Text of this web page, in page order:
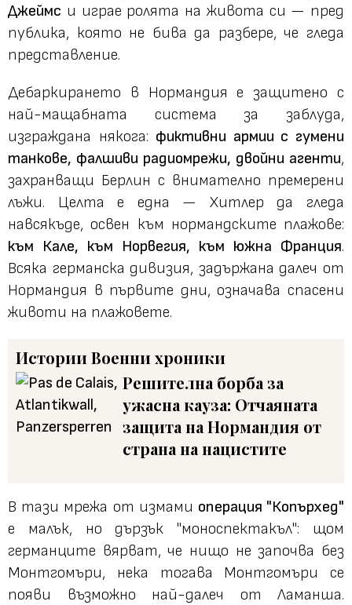
Джеймс и играе ролята на живота си — пред
публика, която не бива да разбере, че гледа
представление.
Дебаркирането в Нормандия е защитено с
най-мащабната система за заблуда,
изграждана някога: фиктивни армии с гумени
танкове, фалшиви радиомрежи, двойни агенти,
захранващи Берлин с внимателно премерени
лъжи. Целта е една — Хитлер да гледа
навсякъде, освен към нормандските плажове:
към Кале, към Норвегия, към южна Франция.
Всяка германска дивизия, задържана далеч от
Нормандия в първите дни, означава спасени
животи на плажовете.
ИсторииВоенни хроники
Решителна борба за
ужасна кауза: Отчаяната
защита на Нормандия от
страна на нацистите
В тази мрежа от измами операция "Копърхед"
е малък, но дързък "моноспектакъл": щом
германците вярват, че нищо не започва без
Монтгомъри, нека тогава Монтгомъри се
появи възможно най-далеч от Ламанша.